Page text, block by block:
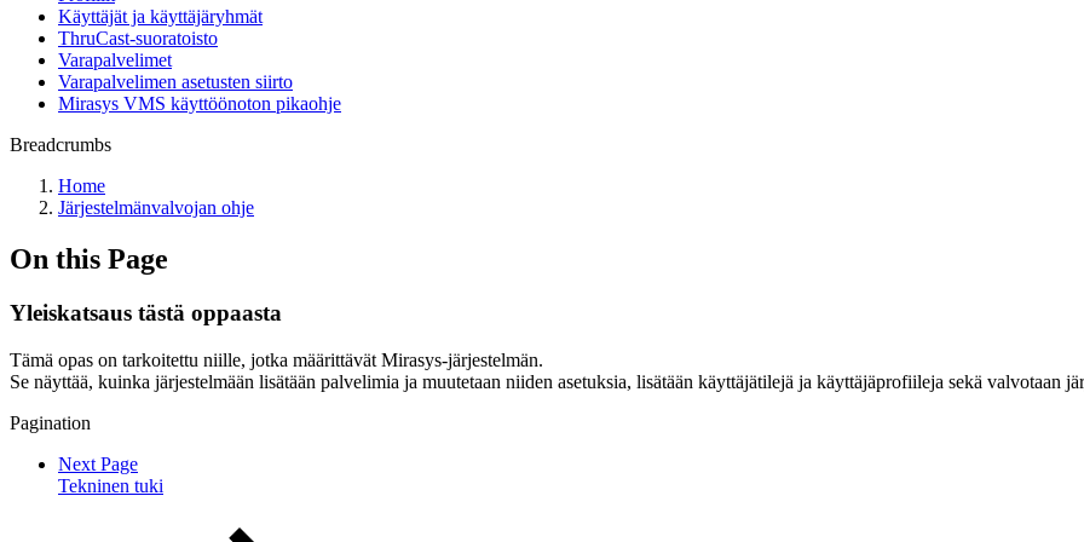
Käyttäjät ja käyttäjäryhmät
ThruCast-suoratoisto
Varapalvelimet
Varapalvelimen asetusten siirto
Mirasys VMS käyttöönoton pikaohje
Breadcrumbs
Home
Järjestelmänvalvojan ohje
On this Page
Yleiskatsaus tästä oppaasta
Tämä opas on tarkoitettu niille, jotka määrittävät Mirasys-järjestelmän.
Se näyttää, kuinka järjestelmään lisätään palvelimia ja muutetaan niiden asetuksia, lisätään käyttäjätilejä ja käyttäjäprofiileja sekä valvotaan
Pagination
Next Page
Tekninen tuki